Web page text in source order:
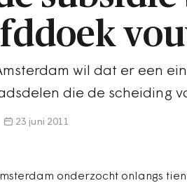
wil dat er een
die de scheiding
23 juni 2011
onderzocht onlangs